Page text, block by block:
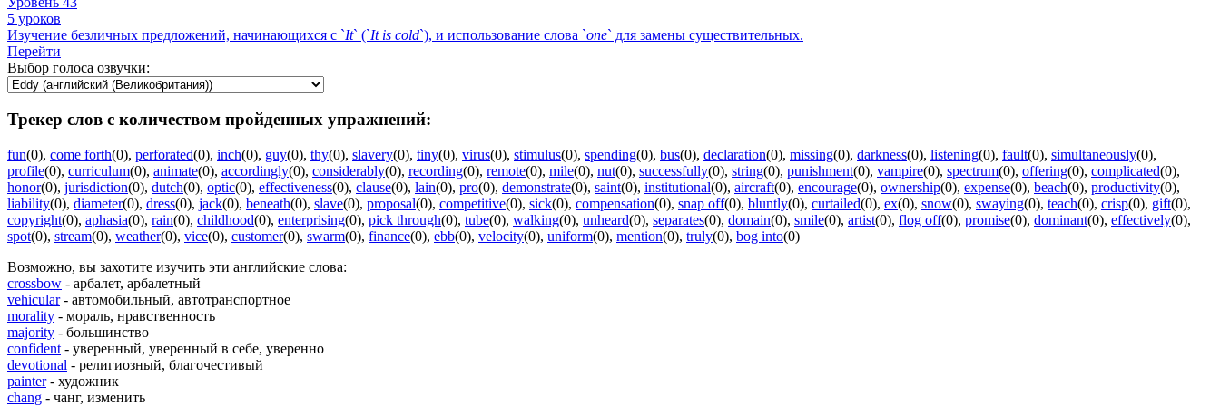
5 уроков
Изучение безличных предложений, начинающихся с `It` (`It is cold`), и использование слова `one` для замены существительных.
Перейти
Выбор голоса озвучки:
Трекер слов с количеством пройденных упражнений:
fun(0), come forth(0), perforated(0), inch(0), guy(0), thy(0), slavery(0), tiny(0), virus(0), stimulus(0), spending(0), bus(0), declaration(0), missing(0), darkness(0), listening(0), fault(0), simultaneously(0),
profile(0), curriculum(0), animate(0), accordingly(0), considerably(0), recording(0), remote(0), mile(0), nut(0), successfully(0), string(0), punishment(0), vampire(0), spectrum(0), offering(0), complicated(0),
honor(0), jurisdiction(0), dutch(0), optic(0), effectiveness(0), clause(0), lain(0), pro(0), demonstrate(0), saint(0), institutional(0), aircraft(0), encourage(0), ownership(0), expense(0), beach(0), productivity(0),
liability(0), diameter(0), dress(0), jack(0), beneath(0), slave(0), proposal(0), competitive(0), sick(0), compensation(0), snap off(0), bluntly(0), curtailed(0), ex(0), snow(0), swaying(0), teach(0), crisp(0), gift(0),
copyright(0), aphasia(0), rain(0), childhood(0), enterprising(0), pick through(0), tube(0), walking(0), unheard(0), separates(0), domain(0), smile(0), artist(0), flog off(0), promise(0), dominant(0), effectively(0),
spot(0), stream(0), weather(0), vice(0), customer(0), swarm(0), finance(0), ebb(0), velocity(0), uniform(0), mention(0), truly(0), bog into(0)
Возможно, вы захотите изучить эти английские слова:
crossbow - арбалет, арбалетный
vehicular- автомобильный, автотранспортное
morality - мораль, нравственность
majority - большинство
confident - уверенный, уверенный в себе, уверенно
devotional - религиозный, благочестивый
painter- художник
chang - чанг, изменить